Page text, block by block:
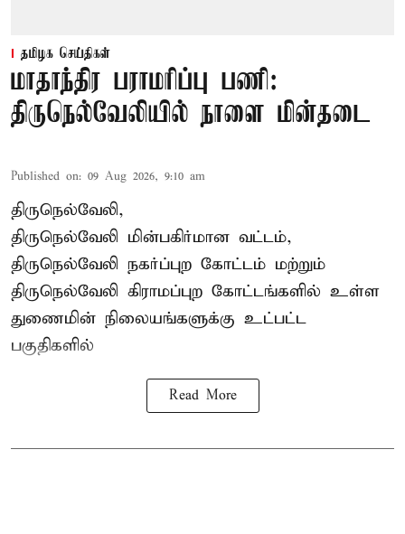
தமிழக செய்திகள்
மாதாந்திர பராமரிப்பு பணி:
திருநெல்வேலியில் நாளை மின்தடை
Published on: 09 Aug 2026, 9:10 am
திருநெல்வேலி,
திருநெல்வேலி மின்பகிர்மான வட்டம்,
திருநெல்வேலி நகர்ப்புற கோட்டம் மற்றும்
திருநெல்வேலி கிராமப்புற கோட்டங்களில் உள்ள
துணைமின் நிலையங்களுக்கு உட்பட்ட
பகுதிகளில்
Read More